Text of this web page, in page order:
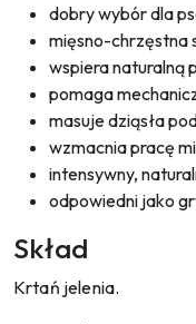
dobry wybór dla
mięsno-chrzęstna
wspiera naturalną
pomaga
masuje dziąsła
wzmacnia pracę
intensywny,
odpowiedni jako
Skład
Krtań jelenia.